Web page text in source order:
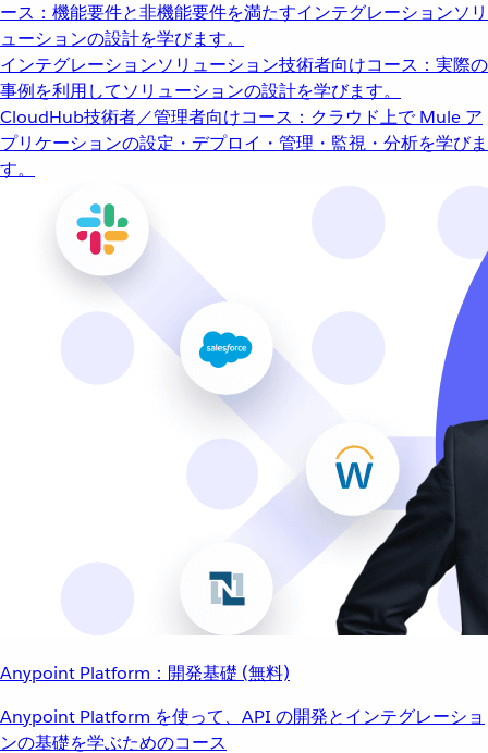
ース：機能要件と非機能要件を満たすインテグレーションソリ
ューションの設計を学びます。
インテグレーションソリューション技術者向けコース：実際の
事例を利用してソリューションの設計を学びます。
CloudHub技術者／管理者向けコース：クラウド上で Mule ア
プリケーションの設定・デプロイ・管理・監視・分析を学びま
す。
Anypoint Platform：開発基礎 (無料)
Anypoint Platform を使って、API の開発とインテグレーショ
ンの基礎を学ぶためのコース